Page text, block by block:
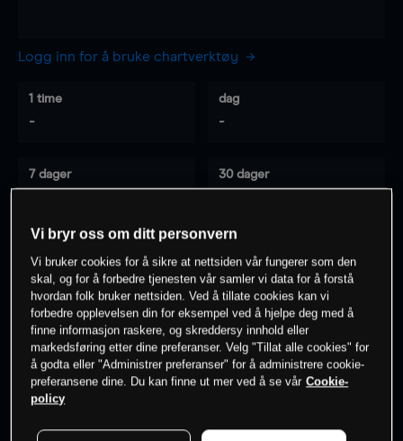
Logg inn for å bruke chartverktøy
1 time
-
dag
-
7 dager 30 dager
0% av kunder erpå dette instrumentet
Søk om konto
Vi bryr oss om ditt personvern
Vi bruker cookies for å sikre at nettsiden vår fungerer som den
skal, og for å forbedre tjenesten vår samler vi data for å forstå
hvordan folk bruker nettsiden. Ved å tillate cookies kan vi
forbedre opplevelsen din for eksempel ved å hjelpe deg med å
finne informasjon raskere, og skreddersy innhold eller
markedsføring etter dine preferanser. Velg "Tillat alle cookies" for
å godta eller "Administrer preferanser" for å administrere cookie-
preferansene dine. Du kan finne ut mer ved å se vår Cookie-
policy